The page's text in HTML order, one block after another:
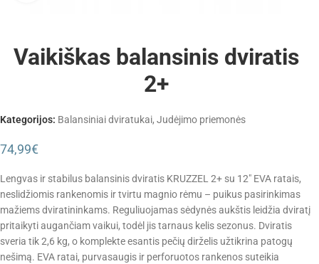
Vaikiškas balansinis dviratis
2+
Kategorijos: Balansiniai dviratukai, Judėjimo priemonės
74,99€
Lengvas ir stabilus balansinis dviratis KRUZZEL 2+ su 12″ EVA ratais,
neslidžiomis rankenomis ir tvirtu magnio rėmu – puikus pasirinkimas
mažiems dviratininkams. Reguliuojamas sėdynės aukštis leidžia dviratį
pritaikyti augančiam vaikui, todėl jis tarnaus kelis sezonus. Dviratis
sveria tik 2,6 kg, o komplekte esantis pečių dirželis užtikrina patogų
nešimą. EVA ratai, purvasaugis ir perforuotos rankenos suteikia